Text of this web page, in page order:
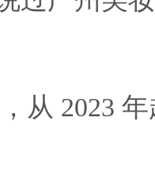
从 2023